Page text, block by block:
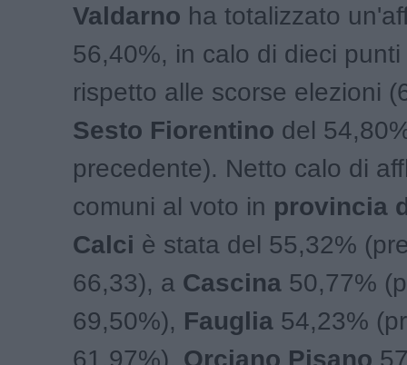
Valdarno ha totalizzato
56,40%, in calo di dieci
rispetto alle scorse elezioni
Sesto Fiorentino del
precedente). Netto calo di
comuni al voto in provincia
Calci è stata del 55,32%
66,33), a Cascina 50,77%
69,50%), Fauglia 54,23%
61,97%), Orciano Pisano